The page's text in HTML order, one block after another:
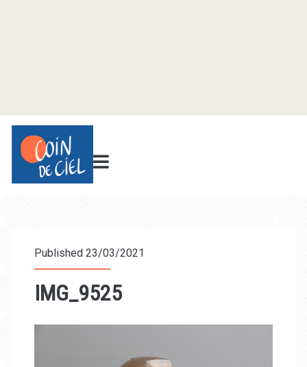
Published 23/03/2021
IMG_9525